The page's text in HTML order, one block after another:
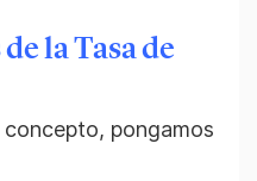
la Tasa de
pongamos